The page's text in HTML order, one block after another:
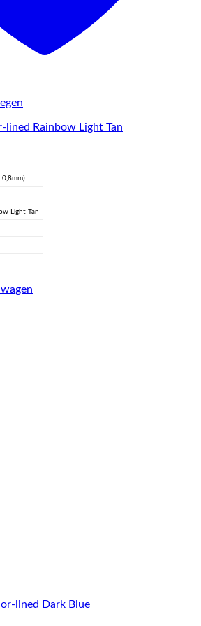
Rainbow Light Tan
0,8mm)
Light Tan